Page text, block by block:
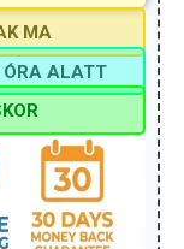
MA
ALATT